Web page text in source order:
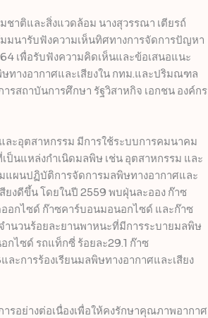
ชาติและสิ่งแวดล้อม นางสุวรรณา เตียรถ์
มนารับฟังความเห็นทิศทางการจัดการปัญหา
เพื่อรับฟังความคิดเห็นและข้อเสนอแนะ
ทางอากาศและเสียงใน กทม.และปริมณฑล
สถาบันการศึกษา รัฐวิสาหกิจ เอกชน องค์กร
ละอุตสาหกรรม มีการใช้ระบบการคมนาคม
นแหล่งกำเนิดมลพิษ เช่น อุตสาหกรรม และ
แผนปฏิบัติการจัดการมลพิษทางอากาศและ
งดีขึ้น โดยในปี 2559 พบฝุ่นละออง ก๊าซ
ออกไซด์ ก๊าซคาร์บอนมอนอกไซด์ และก๊าซ
นวนร้อยละยานพาหนะที่มีการระบายมลพิษ
กไซด์ รถแท็กซี่ ร้อยละ29.1 ก๊าซ
ละการร้องเรียนมลพิษทางอากาศและเสียง
รอย่างต่อเนื่องเพื่อให้คงรักษาคุณภาพอากาศ